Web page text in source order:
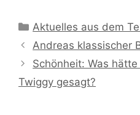
Kategorien
Aktuelles aus dem
Andreas klassischer
Schönheit: Was
Twiggy gesagt?